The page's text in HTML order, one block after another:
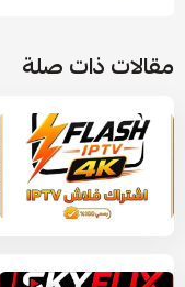
مقالات ذات صلة